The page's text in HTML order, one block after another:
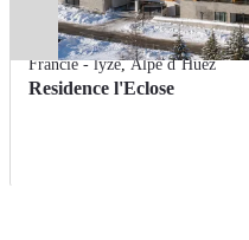
Francie - lyže,Alpe d´Huez
Residence l'Eclose